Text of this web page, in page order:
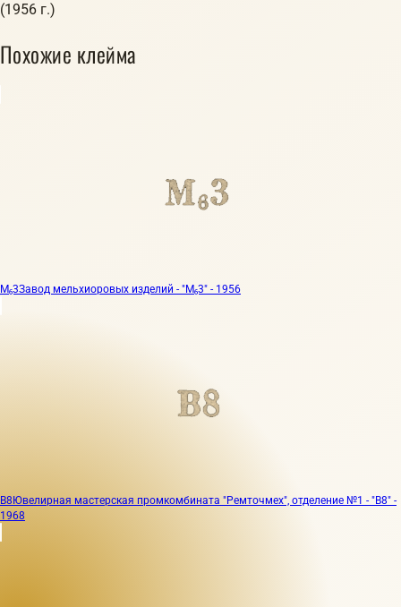
(1956 г.)
Похожие клейма
М₆3Завод мельхиоровых изделий - "М₆3" - 1956
В8Ювелирная мастерская промкомбината "Ремточмех", отделение №1 - "В8" -
1968